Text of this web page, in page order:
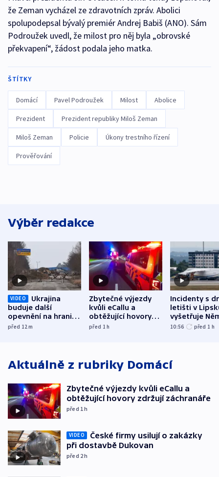
že Zeman vycházel ze zdravotních zpráv. Abolici
spolupodepsal bývalý premiér Andrej Babiš (ANO). Sám
Podroužek uvedl, že milost pro něj byla „obrovské
překvapení“, žádost podala jeho matka.
ŠTÍTKY
Domácí Pavel Podroužek Milost Abolice
Prezident Prezident republiky Miloš Zeman
Miloš Zeman Policie Úkony trestního řízení
Prověřování
Výběr redakce
VIDEO
Ukrajina
buduje další
opevnění na hranici
s Běloruskem
před 12m
Zbytečné výjezdy
kvůli eCallu a
obtěžující hovory
zdržují záchranáře
před 1h
Incidenty s
letišti v
vyšetřuje
jako úmyslný
10:56 před 1 h
Aktuálně z rubriky Domácí
Zbytečné výjezdy kvůli eCallu a
obtěžující hovory zdržují záchranáře
před 1h
VIDEO
České firmy usilují o zakázky
při dostavbě Dukovan
před 2h